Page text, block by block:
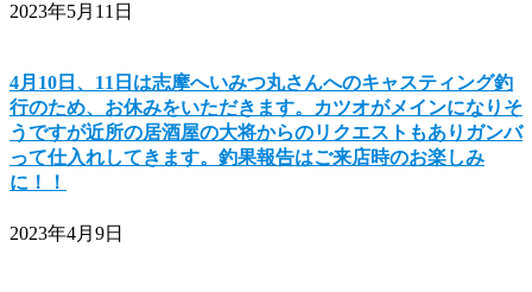
2023年5月11日
4月10日、11日は志摩へいみつ丸さんへのキャスティング釣
行のため、お休みをいただきます。カツオがメインになりそ
うですが近所の居酒屋の大将からのリクエストもありガンバ
って仕入れしてきます。釣果報告はご来店時のお楽しみ
に！！
2023年4月9日